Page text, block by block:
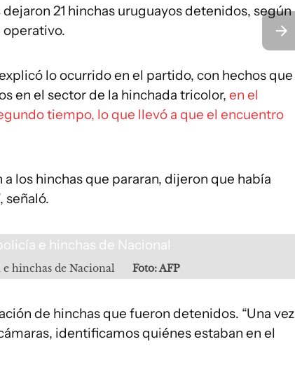
dejaron 21 hinchas uruguayos detenidos, según
operativo.
lo ocurrido en el partido, con hechos que
en el sector de la hinchada tricolor, en el
tiempo, lo que llevó a que el encuentro
los hinchas que pararan, dijeron que había
señaló.
hinchas de Nacional Foto: AFP
de hinchas que fueron detenidos. “Una vez
identificamos quiénes estaban en el